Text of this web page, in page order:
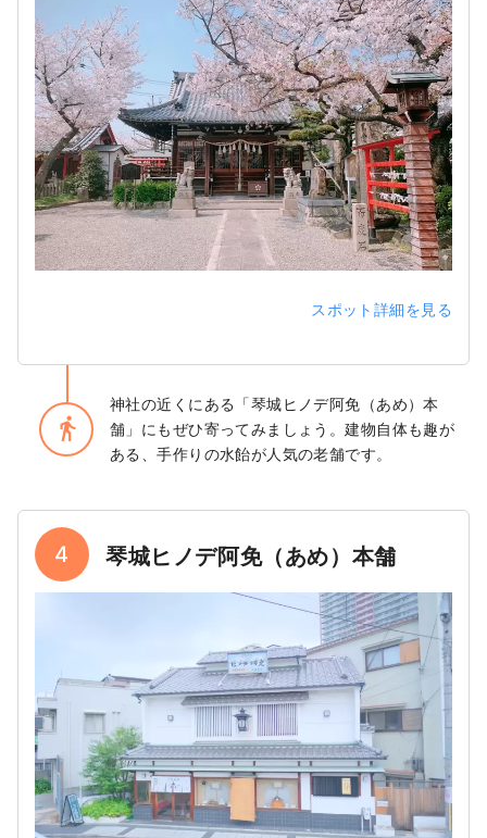
スポット詳細を見る
directions_walk
神社の近くにある「琴城ヒノデ阿免（あめ）本
舗」にもぜひ寄ってみましょう。建物自体も趣が
ある、手作りの水飴が人気の老舗です。
4 琴城ヒノデ阿免（あめ）本舗